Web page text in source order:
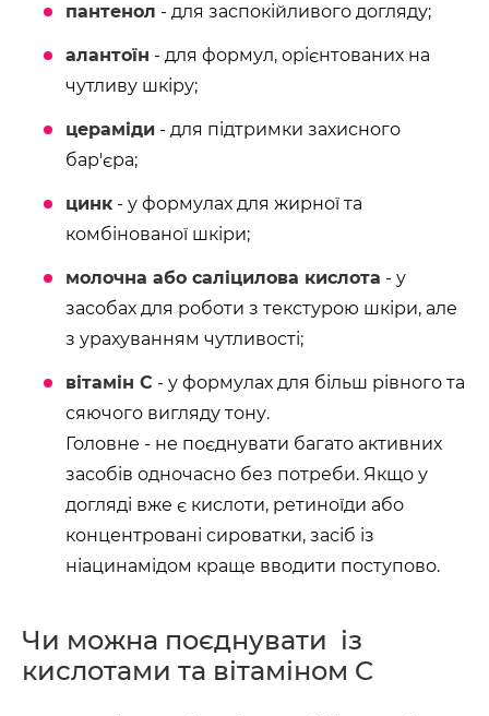
пантенол - для заспокійливого догляду;
алантоїн - для формул, орієнтованих на
чутливу шкіру;
цераміди - для підтримки захисного
бар'єра;
цинк - у формулах для жирної та
комбінованої шкіри;
молочна або саліцилова кислота - у
засобах для роботи з текстурою шкіри, але
з урахуванням чутливості;
вітамін C - у формулах для більш рівного та
сяючого вигляду тону.
Головне - не поєднувати багато активних
засобів одночасно без потреби. Якщо у
догляді вже є кислоти, ретиноїди або
концентровані сироватки, засіб із
ніацинамідом краще вводити поступово.
Чи можна поєднувати із
кислотами та вітаміном C